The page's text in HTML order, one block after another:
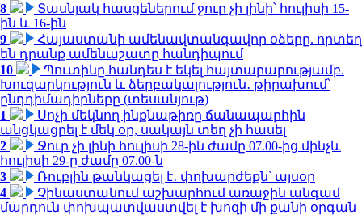
8
Տասնյակ հասցեներում ջուր չի լինի՝ հուլիսի 15-
ին և 16-ին
9
Հայաստանի ամենավտանգավոր օձերը. որտեղ
են դրանք ամենաշատը հանդիպում
10
Պուտինը հանդես է եկել հայտարարությամբ.
Խուզարկություն և ձերբակալություն․ թիրախում՝
ընդդիմադիրները (տեսանյութ)
1
Սոչի մեկնող ինքնաթիռը ճանապարհին
անցկացրել է մեկ օր, սակայն տեղ չի հասել
2
Ջուր չի լինի հուլիսի 28-ին ժամը 07.00-ից մինչև
հուլիսի 29-ը ժամը 07.00-ն
3
Ռուբլին թանկացել է․ փոխարժեքն՝ այսօր
4
Չինաստանում աշխարհում առաջին անգամ
մարդուն փոխպատվաստվել է խոզի մի քանի օրգան